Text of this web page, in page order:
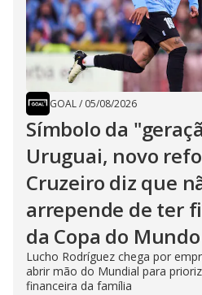
GOAL/ 05/08/2026
Símbolo da
Uruguai, novo
Cruzeiro diz que
arrepende de ter
da Copa do Mundo
Lucho Rodríguez chega por
abrir mão do Mundial para
financeira da família